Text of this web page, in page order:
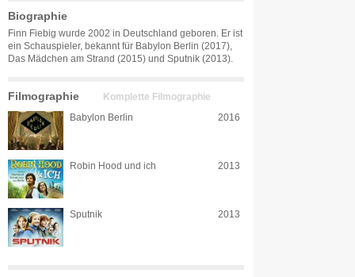
Biographie
Finn Fiebig wurde 2002 in Deutschland geboren. Er ist
ein Schauspieler, bekannt für Babylon Berlin (2017),
Das Mädchen am Strand (2015) und Sputnik (2013).
Filmographie Komplette Filmographie
Babylon Berlin 2016
Robin Hood und ich 2013
Sputnik 2013